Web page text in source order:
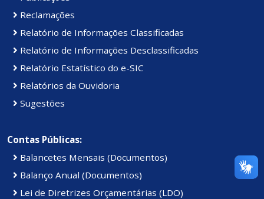
Reclamações
Relatório de Informações Classificadas
Relatório de Informações Desclassificadas
Relatório Estatístico do e-SIC
Relatórios da Ouvidoria
Sugestões
Contas Públicas:
Balancetes Mensais (Documentos)
Balanço Anual (Documentos)
Lei de Diretrizes Orçamentárias (LDO)